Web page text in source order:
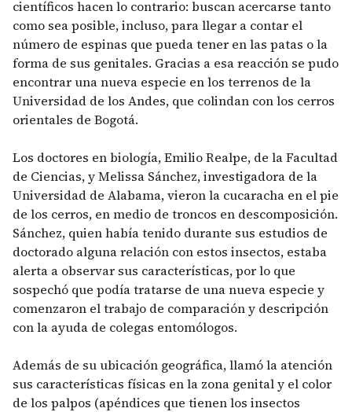
científicos hacen lo contrario: buscan acercarse tanto
como sea posible, incluso, para llegar a contar el
número de espinas que pueda tener en las patas o la
forma de sus genitales. Gracias a esa reacción se pudo
encontrar una nueva especie en los terrenos de la
Universidad de los Andes, que colindan con los cerros
orientales de Bogotá.
Los doctores en biología, Emilio Realpe, de la Facultad
de Ciencias, y Melissa Sánchez, investigadora de la
Universidad de Alabama, vieron la cucaracha en el pie
de los cerros, en medio de troncos en descomposición.
Sánchez, quien había tenido durante sus estudios de
doctorado alguna relación con estos insectos, estaba
alerta a observar sus características, por lo que
sospechó que podía tratarse de una nueva especie y
comenzaron el trabajo de comparación y descripción
con la ayuda de colegas entomólogos.
Además de su ubicación geográfica, llamó la atención
sus características físicas en la zona genital y el color
de los palpos (apéndices que tienen los insectos